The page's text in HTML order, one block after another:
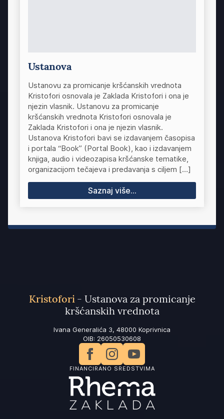
Ustanova
Ustanovu za promicanje kršćanskih vrednota
Kristofori osnovala je Zaklada Kristofori i ona je
njezin vlasnik. Ustanovu za promicanje
kršćanskih vrednota Kristofori osnovala je
Zaklada Kristofori i ona je njezin vlasnik.
Ustanova Kristofori bavi se izdavanjem časopisa
i portala “Book” (Portal Book), kao i izdavanjem
knjiga, audio i videozapisa kršćanske tematike,
organizacijom tečajeva i predavanja s ciljem […]
Saznaj više...
Kristofori - Ustanova za promicanje
kršćanskih vrednota
Ivana Generalića 3, 48000 Koprivnica
OIB: 26050530608
FINANCIRANO SREDSTVIMA